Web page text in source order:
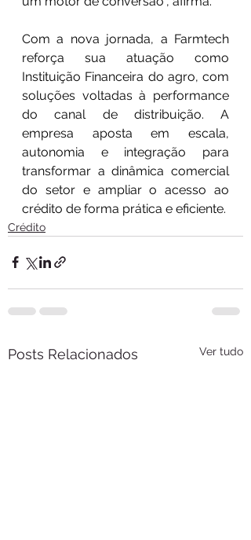
Com a nova jornada, a Farmtech
reforça sua atuação como
Instituição Financeira do agro, com
soluções voltadas à performance
do canal de distribuição. A
empresa aposta em escala,
autonomia e integração para
transformar a dinâmica comercial
do setor e ampliar o acesso ao
crédito de forma prática e eficiente.
Crédito
Posts Relacionados Ver tudo